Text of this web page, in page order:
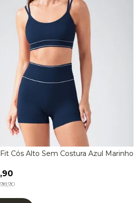
Cós Alto Sem Costura Azul Marinho
,90
98,90